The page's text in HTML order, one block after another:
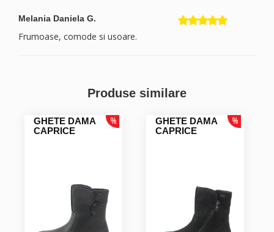
Melania Daniela G.
Frumoase, comode si usoare.
Produse similare
GHETE DAMA
CAPRICE
GHETE DAMA
CAPRICE